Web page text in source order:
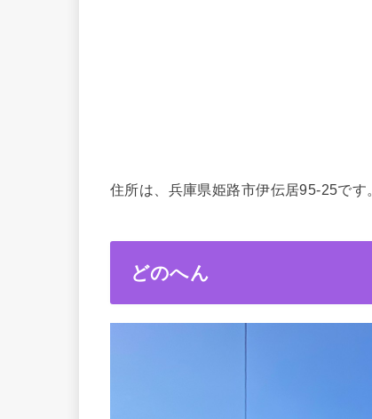
住所は、兵庫県姫路市伊伝居95-25です
どのへん